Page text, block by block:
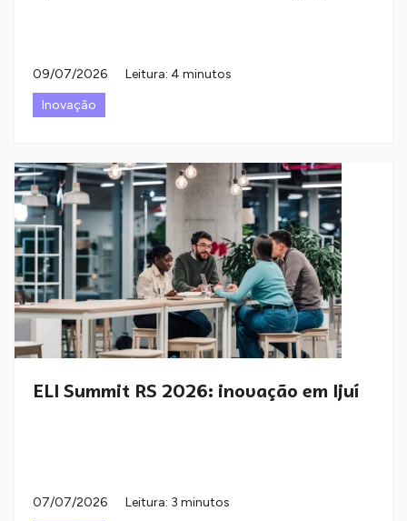
09/07/2026
Leitura: 4 minutos
Inovação
ELI Summit RS 2026: inovação em Ijuí
07/07/2026
Leitura: 3 minutos